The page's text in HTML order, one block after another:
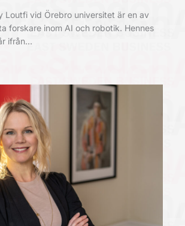
Loutfi vid Örebro universitet är en av
forskare inom AI och robotik. Hennes
ifrån…